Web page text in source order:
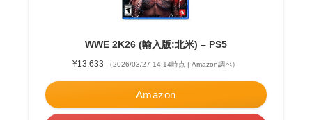
WWE 2K26 (輸入版:北米) – PS5
¥13,633 （2026/03/27 14:14時点 | Amazon調べ）
Amazon